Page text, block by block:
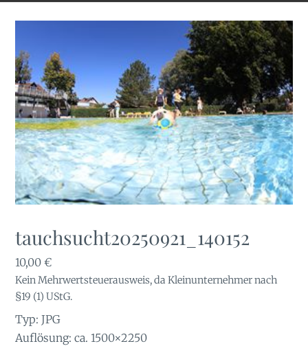
tauchsucht20250921_140152
10,00€
Kein Mehrwertsteuerausweis, da Kleinunternehmer nach
§19 (1) UStG.
Typ: JPG
Auflösung: ca. 1500×2250